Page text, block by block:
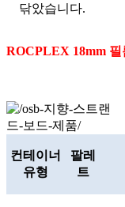
닦았습니다.
ROCPLEX 18mm
컨테이너
유형
팔레
트